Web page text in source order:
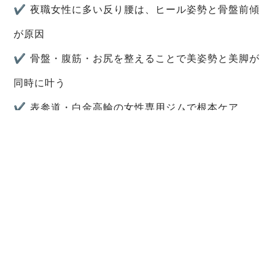
✔ 夜職女性に多い反り腰は、ヒール姿勢と骨盤前傾
が原因
✔ 骨盤・腹筋・お尻を整えることで美姿勢と美脚が
同時に叶う
✔ 表参道・白金高輪の女性専用ジムで根本ケア